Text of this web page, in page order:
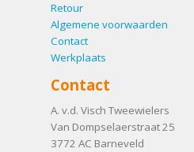
Retour
Algemene voorwaarden
Contact
Werkplaats
Contact
A. v.d. Visch Tweewielers
Van Dompselaerstraat 25
3772 AC Barneveld